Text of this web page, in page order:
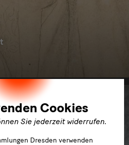
Cookies
Sie jederzeit widerrufen.
Dresden verwenden